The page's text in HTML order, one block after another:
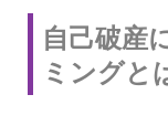
自己破産
ミングと